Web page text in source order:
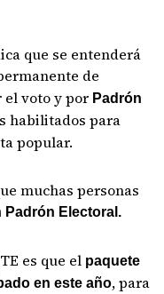
que se entenderá
de
el voto y por Padrón
habilitados para
popular.
muchas personas
Padrón Electoral.
es que el paquete
en este año, para